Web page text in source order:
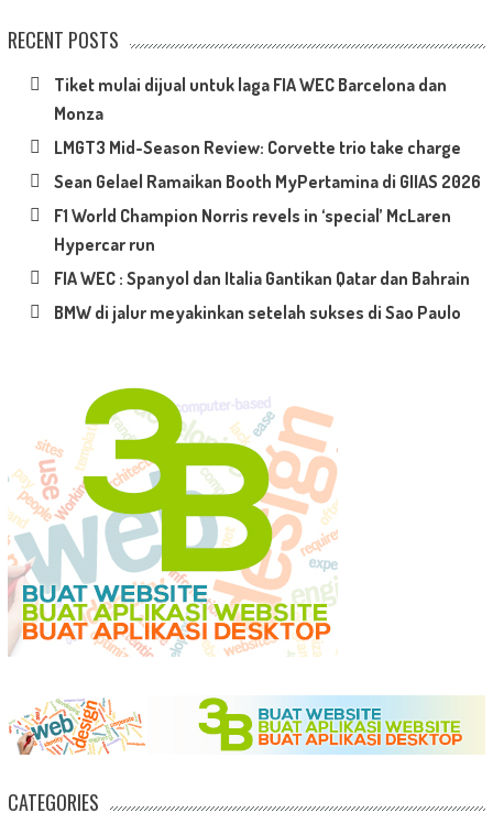
RECENT POSTS
Tiket mulai dijual untuk laga FIA WEC Barcelona dan
Monza
LMGT3 Mid-Season Review: Corvette trio take charge
Sean Gelael Ramaikan Booth MyPertamina di GIIAS 2026
F1 World Champion Norris revels in ‘special’ McLaren
Hypercar run
FIA WEC : Spanyol dan Italia Gantikan Qatar dan Bahrain
BMW di jalur meyakinkan setelah sukses di Sao Paulo
CATEGORIES